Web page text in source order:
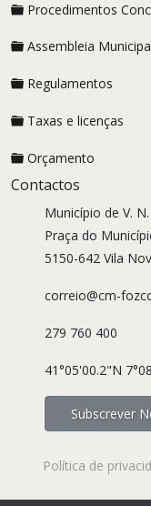
Procedimentos
Assembleia
Regulamentos
Taxas e licenças
Orçamento
Contactos
Município de V.
Praça do
5150-642 Vila
correio@cm-
279 760 400
41°05'00.2"N
Subscrever
Política de